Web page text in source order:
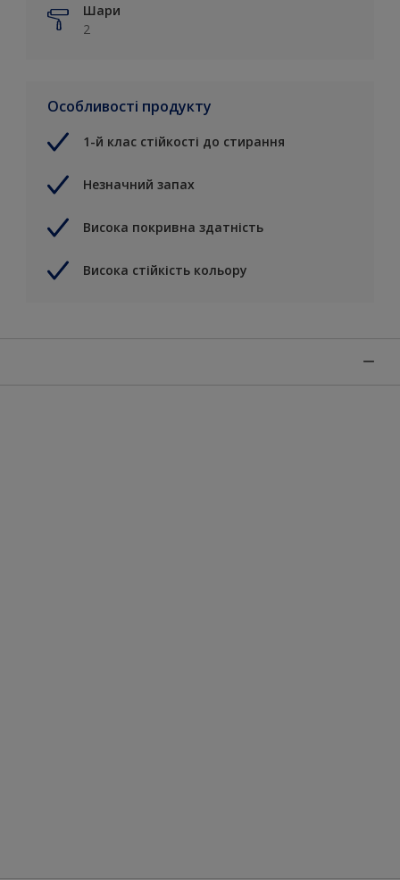
Шари
2
Особливості продукту
1-й клас стійкості до стирання
Незначний запах
Висока покривна здатність
Висока стійкість кольору